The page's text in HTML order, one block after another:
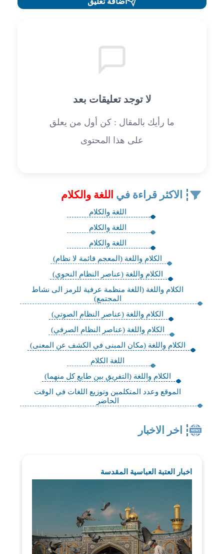
لا توجد تعليقات بعد
ما رأيك بالمقال : كن أول من يعلق
على هذا المحتوى
الاكثر قراءة في اللغة والكلام
اللغة والكلام
اللغة والكلام
اللغة والكلام
الكلام واللغة (المعجم قائمة لا نظام)
الكلام واللغة (عناصر النظام النحوي)
الكلام واللغة (اللغة منظمة عرفية للرمز الى نشاط
المجتمع)
الكلام واللغة (عناصر النظام الصوتي)
الكلام واللغة (عناصر النظام الصرفي)
الكلام واللغة (مكان المبنى في الكشف عن المعنى)
اللغة الكلام
الكلام واللغة (التفريق بين طابع كل منهما)
الموقع وعدد المتكلمين وتوزيع اللغات في الوقت
الحاضر
اخر الاخبار
اخبار العتبة العباسية المقدسة